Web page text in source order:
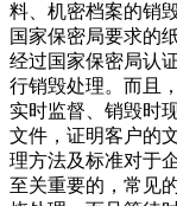
料、机密档案的销
国家保密局要求的
经过国家保密局认
行销毁处理。而且
实时监督、销毁时
文件，证明客户的
理方法及标准对于
至关重要的，常见